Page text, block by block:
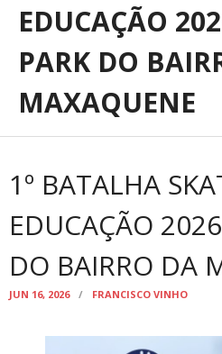
EDUCAÇÃO
PARK DO
MAXAQUENE
1º BATALHA
EDUCAÇÃO
DO BAIRRO DA
JUN 16, 2026 FRANCISCO VINHO